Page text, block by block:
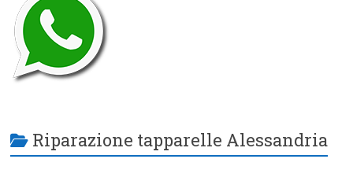
Riparazione tapparelle Alessandria